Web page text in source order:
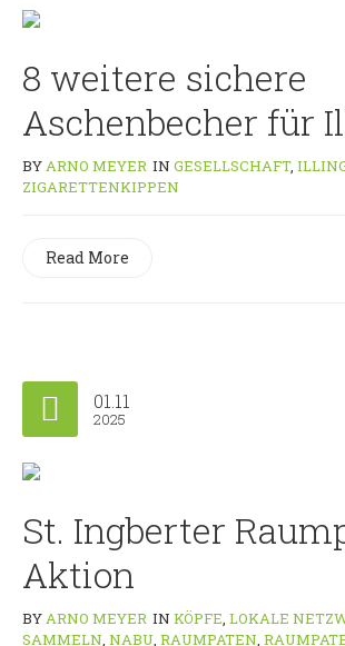
8 weitere sichere
Aschenbecher für
BYARNO MEYER IN GESELLSCHAFT,
ZIGARETTENKIPPEN
Read More
01.11
2025
St. Ingberter
Aktion
BYARNO MEYER IN KÖPFE, LOKALE
SAMMELN, NABU, RAUMPATEN,